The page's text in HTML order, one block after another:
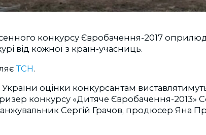
конкурсу Євробачення-2017
від кожної з країн-учасниць.
ТСН.
України оцінки конкурсантам
конкурсу «Дитяче Євробачення-2013»
Сергій Грачов, продюсер Яна